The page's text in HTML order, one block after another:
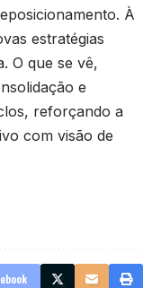
À
estratégias
O que se vê,
e
reforçando a
com visão de